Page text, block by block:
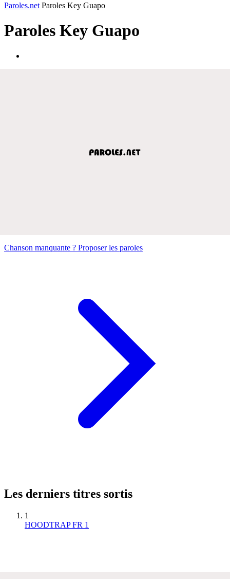
Paroles.net Paroles Key Guapo
Paroles Key Guapo
Chanson manquante ? Proposer les paroles
Les derniers titres sortis
1
HOODTRAP FR 1